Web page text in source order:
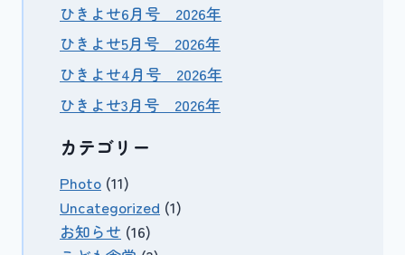
ひきよせ6月号 2026年
ひきよせ5月号 2026年
ひきよせ4月号 2026年
ひきよせ3月号 2026年
カテゴリー
Photo (11)
Uncategorized (1)
お知らせ (16)